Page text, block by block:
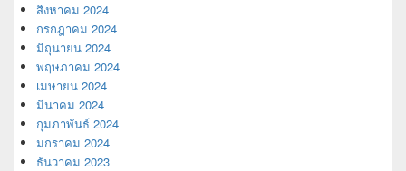
สิงหาคม 2024
กรกฎาคม 2024
มิถุนายน 2024
พฤษภาคม 2024
เมษายน 2024
มีนาคม 2024
กุมภาพันธ์ 2024
มกราคม 2024
ธันวาคม 2023